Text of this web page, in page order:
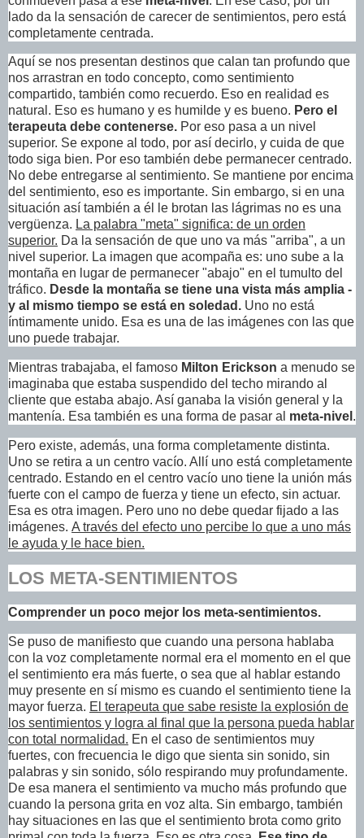
lado da la sensación de carecer de sentimientos, pero está
completamente centrada.
Aquí se nos presentan destinos que calan tan profundo que
nos arrastran en todo concepto, como sentimiento
compartido, también como recuerdo. Eso en realidad es
natural. Eso es humano y es humilde y es bueno. Pero el
terapeuta debe contenerse. Por eso pasa a un nivel
superior. Se expone al todo, por así decirlo, y cuida de que
todo siga bien. Por eso también debe permanecer centrado.
No debe entregarse al sentimiento. Se mantiene por encima
del sentimiento, eso es importante. Sin embargo, si en una
situación así también a él le brotan las lágrimas no es una
vergüenza. La palabra "meta" significa: de un orden
superior. Da la sensación de que uno va más "arriba", a un
nivel superior. La imagen que acompaña es: uno sube a la
montaña en lugar de permanecer "abajo" en el tumulto del
tráfico. Desde la montaña se tiene una vista más amplia -
y al mismo tiempo se está en soledad. Uno no está
íntimamente unido. Esa es una de las imágenes con las que
uno puede trabajar.
Mientras trabajaba, el famoso Milton Erickson a menudo se
imaginaba que estaba suspendido del techo mirando al
cliente que estaba abajo. Así ganaba la visión general y la
mantenía. Esa también es una forma de pasar al meta-nivel .
Pero existe, además, una forma completamente distinta.
Uno se retira a un centro vacío. Allí uno está completamente
centrado. Estando en el centro vacío uno tiene la unión más
fuerte con el campo de fuerza y tiene un efecto, sin actuar.
Esa es otra imagen. Pero uno no debe quedar fijado a las
imágenes. A través del efecto uno percibe lo que a uno más
le ayuda y le hace bien.
LOS META-SENTIMIENTOS
Comprender un poco mejor los meta-sentimientos.
Se puso de manifiesto que cuando una persona hablaba
con la voz completamente normal era el momento en el que
el sentimiento era más fuerte, o sea que al hablar estando
muy presente en sí mismo es cuando el sentimiento tiene la
mayor fuerza. El terapeuta que sabe resiste la explosión de
los sentimientos y logra al final que la persona pueda hablar
con total normalidad. En el caso de sentimientos muy
fuertes, con frecuencia le digo que sienta sin sonido, sin
palabras y sin sonido, sólo respirando muy profundamente.
De esa manera el sentimiento va mucho más profundo que
cuando la persona grita en voz alta. Sin embargo, también
hay situaciones en las que el sentimiento brota como grito